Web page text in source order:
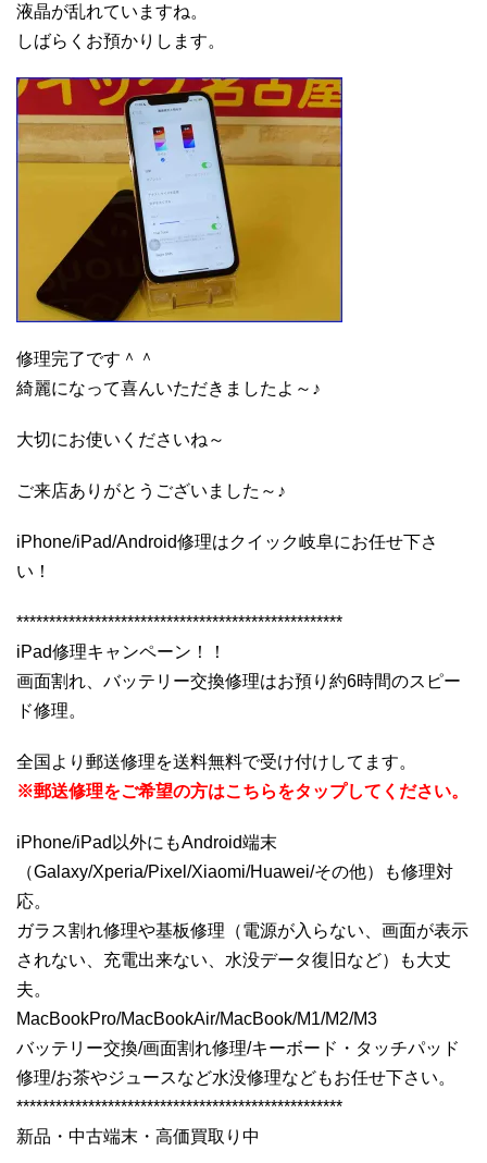
液晶が乱れていますね。
しばらくお預かりします。
修理完了です＾＾
綺麗になって喜んいただきましたよ～♪
大切にお使いくださいね～
ご来店ありがとうございました～♪
iPhone/iPad/Android修理はクイック岐阜にお任せ下さ
い！
**************************************************
iPad修理キャンペーン！！
画面割れ、バッテリー交換修理はお預り約6時間のスピー
ド修理。
全国より郵送修理を送料無料で受け付けしてます。
※郵送修理をご希望の方はこちらをタップしてください。
iPhone/iPad以外にもAndroid端末
（Galaxy/Xperia/Pixel/Xiaomi/Huawei/その他）も修理対
応。
ガラス割れ修理や基板修理（電源が入らない、画面が表示
されない、充電出来ない、水没データ復旧など）も大丈
夫。
MacBookPro/MacBookAir/MacBook/M1/M2/M3
バッテリー交換/画面割れ修理/キーボード・タッチパッド
修理/お茶やジュースなど水没修理などもお任せ下さい。
**************************************************
新品・中古端末・高価買取り中